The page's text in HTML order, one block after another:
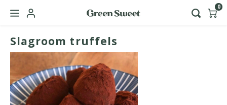
Hoofdmenu / green sweet zakelijk
Taal
Nederlands
0
Slagroom truffels